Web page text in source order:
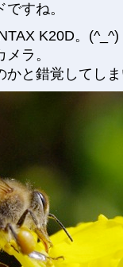
すね。
K20D。(^_^)
ラ。
かと錯覚してし